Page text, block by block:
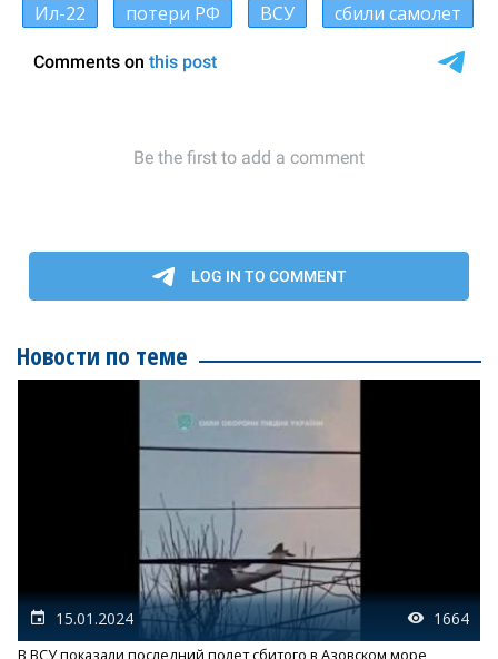
Ил-22
потери РФ ВСУ сбили самолет
Новости по теме
15.01.2024 1664
В ВСУ показали последний полет сбитого в Азовском море